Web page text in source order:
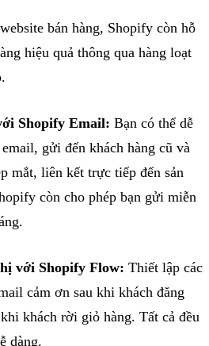
website bán hàng, Shopify còn hỗ
hiệu quả thông qua hàng loạt
Shopify Email: Bạn có thể dễ
email, gửi đến khách hàng cũ và
mắt, liên kết trực tiếp đến sản
còn cho phép bạn gửi miễn
.
với Shopify Flow: Thiết lập các
cảm ơn sau khi khách đăng
khách rời giỏhàng. Tất cả đều
dàng.